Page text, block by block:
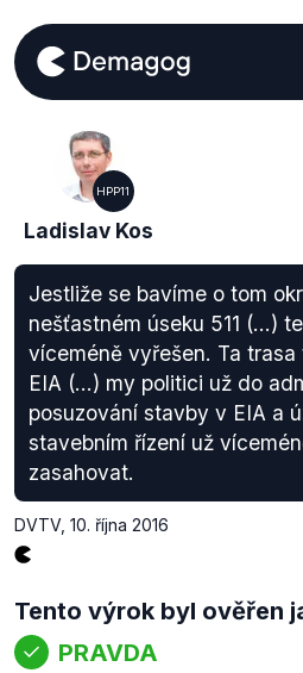
HPP11
Ladislav Kos
Jestliže se bavíme o tom
nešťastném úseku 511 (...)
víceméně vyřešen. Ta
EIA (...) my politici už do
posuzování stavby v EIA a
stavebním řízení už
zasahovat.
DVTV, 10. října 2016
Tento výrok byl ověřen
PRAVDA